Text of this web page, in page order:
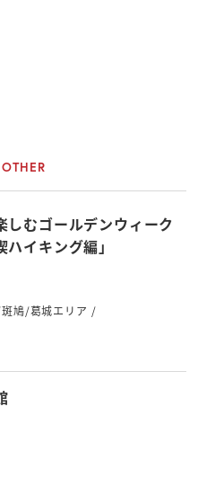
OTHER
むゴールデンウィーク
ハイキング編」
鳩/葛城エリア